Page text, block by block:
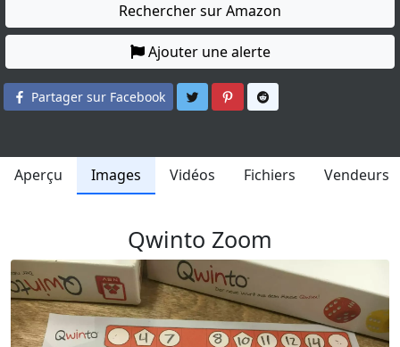
Rechercher sur Amazon
Ajouter une alerte
Partager sur Facebook Partager sur Twitter
Partager sur Pinterest
Aperçu Images Vidéos Fichiers Vendeurs
Qwinto Zoom